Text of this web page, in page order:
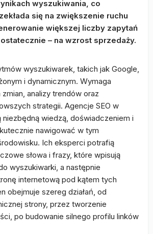
wyszukiwania, co
się na zwiększenie ruchu
większej liczby zapytań
– na wzrost sprzedaży.
wyszukiwarek, takich jak Google,
i dynamicznym. Wymaga
analizy trendów oraz
strategii. Agencje SEO w
niezbędną wiedzą, doświadczeniem i
nawigować w tym
Ich eksperci potrafią
słowa i frazy, które wpisują
wyszukiwarki, a następnie
internetową pod kątem tych
obejmuje szereg działań, od
strony, przez tworzenie
po budowanie silnego profilu linków